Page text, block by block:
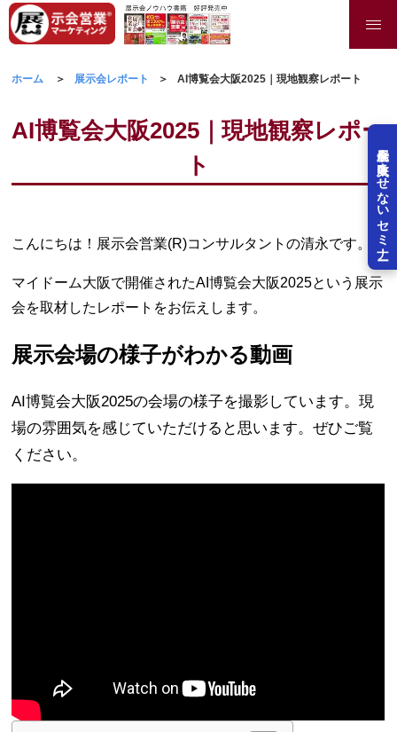
展示会を失敗させないセミナー
ホーム 展示会レポート AI博覧会大阪2025｜現地観察レポート
AI博覧会大阪2025｜現地観察レポー
ト
こんにちは！展示会営業(R)コンサルタントの清永です。
マイドーム大阪で開催されたAI博覧会大阪2025という展示
会を取材したレポートをお伝えします。
展示会場の様子がわかる動画
AI博覧会大阪2025の会場の様子を撮影しています。現
場の雰囲気を感じていただけると思います。ぜひご覧
ください。